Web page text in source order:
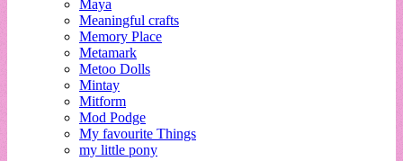
Maya
Meaningful crafts
Memory Place
Metamark
Metoo Dolls
Mintay
Mitform
Mod Podge
My favourite Things
my little pony